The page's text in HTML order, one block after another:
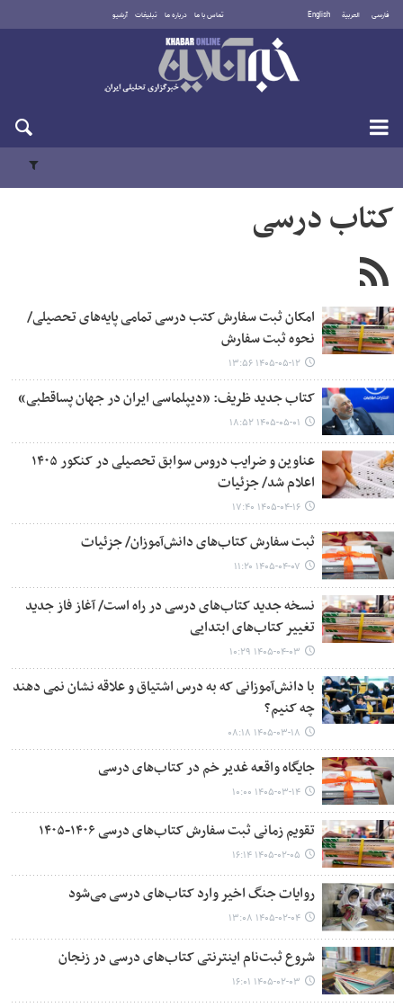
فارسی العربية English تماس با ما درباره ما تبلیغات آرشیو
جمعه ۱۶ مرداد ۱۴۰۵
کتاب درسی
امکان ثبت سفارش کتب درسی تمامی پایه‌های تحصیلی/
نحوه ثبت سفارش
۱۴۰۵-۰۵-۱۲ ۱۳:۵۶
کتاب جدید ظریف: «دیپلماسی ایران در جهان پساقطبی»
۱۴۰۵-۰۵-۰۱ ۱۸:۵۲
عناوین و ضرایب دروس سوابق تحصیلی در کنکور ۱۴۰۵
اعلام شد/ جزئیات
۱۴۰۵-۰۴-۱۶ ۱۷:۴۰
ثبت سفارش کتاب‌های دانش‌آموزان/ جزئیات
۱۴۰۵-۰۴-۰۷ ۱۱:۲۰
نسخه جدید کتاب‌های درسی در راه است/ آغاز فاز جدید
تغییر کتاب‌های ابتدایی
۱۴۰۵-۰۴-۰۳ ۱۰:۲۹
با دانش‌آموزانی که به درس اشتیاق و علاقه نشان نمی دهند
چه کنیم؟
۱۴۰۵-۰۳-۱۸ ۰۸:۱۸
جایگاه واقعه غدیر خم در کتاب‌های درسی
۱۴۰۵-۰۳-۱۴ ۱۰:۰۰
تقویم زمانی ثبت‌ سفارش کتاب‌های درسی ۱۴۰۶-۱۴۰۵
۱۴۰۵-۰۲-۰۵ ۱۶:۱۴
روایات جنگ اخیر وارد کتاب‌های درسی می‌شود
۱۴۰۵-۰۲-۰۴ ۱۳:۰۸
شروع ثبت‌نام اینترنتی کتاب‌های درسی در زنجان
۱۴۰۵-۰۲-۰۳ ۱۶:۰۱